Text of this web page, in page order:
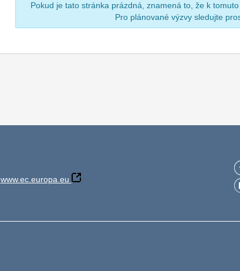
Pokud je tato stránka prázdná, znamená to, že k
Pro plánované výzvy sledujte
www.ec.europa.eu